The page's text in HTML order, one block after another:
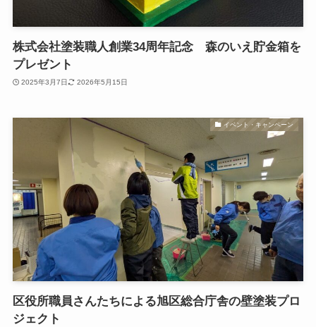
株式会社塗装職人創業34周年記念 森のいえ貯金箱を
プレゼント
2025年3月7日 2026年5月15日
イベント・キャンペーン
区役所職員さんたちによる旭区総合庁舎の壁塗装プロ
ジェクト